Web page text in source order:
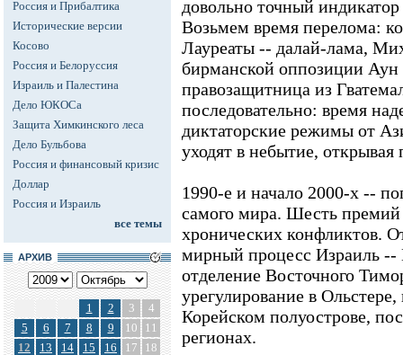
Россия и Прибалтика
Исторические версии
Косово
Россия и Белоруссия
Израиль и Палестина
Дело ЮКОСа
Защита Химкинского леса
Дело Бульбова
Россия и финансовый кризис
Доллар
Россия и Израиль
все темы
АРХИВ
1 2 3
4
5
6 7 8 9 10
11
12
13 14 15 16 17
18
довольно точный
Возьмем время перелома:
Лауреаты -- далай-лама,
бирманской оппозиции
правозащитница из
последовательно: время
диктаторские режимы от
уходят в небытие,
1990-е и начало 2000-х --
самого мира. Шесть премий
хронических конфликтов.
мирный процесс Израиль --
отделение Восточного
урегулирование в
Корейском полуострове,
регионах.